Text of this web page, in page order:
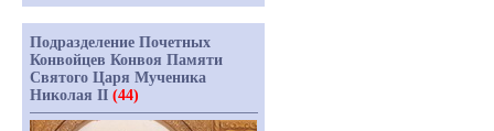
Подразделение Почетных
Конвойцев Конвоя Памяти
Святого Царя Мученика
Николая II (44)